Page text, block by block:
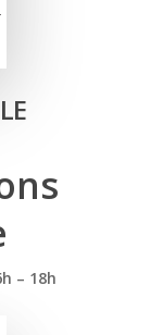
– 18h